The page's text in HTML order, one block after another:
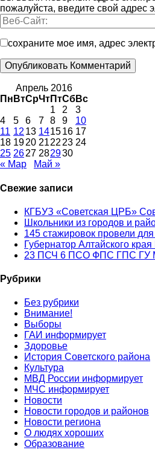
пожалуйста, введите свой адрес
сохраните мое имя, адрес
Апрель 2016
Пн ВтСрЧтПтСбВс
1
2
3
4
5 6 7 8 9
10
11 12 13 141516 17
18 1920 2122 23 24
25 2627 282930
« Мар
Май »
Свежие записи
КГБУЗ «Советская ЦРБ»
Школьники из городов и
145 стажировок провели
Губернатор Алтайского
23 ПСЧ 6 ПСО ФПС ГПС ГУ
Рубрики
Без рубрики
Внимание!
Выборы
ГАИ информирует
Здоровье
История Советского района
Культура
МВД России информирует
МЧС информирует
Новости
Новости городов и районов
Новости региона
О людях хороших
Образование